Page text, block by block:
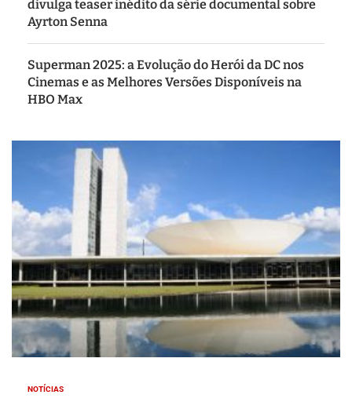
divulga teaser inédito da série documental sobre
Ayrton Senna
Superman 2025: a Evolução do Herói da DC nos
Cinemas e as Melhores Versões Disponíveis na
HBO Max
NOTÍCIAS